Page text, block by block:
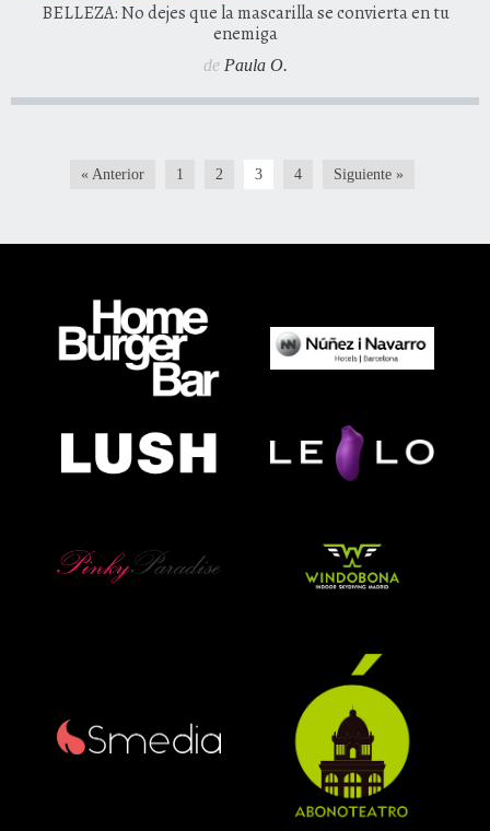
BELLEZA: No dejes que la mascarilla se convierta en tu
enemiga
de Paula O.
« Anterior 1 2 3 4 Siguiente »